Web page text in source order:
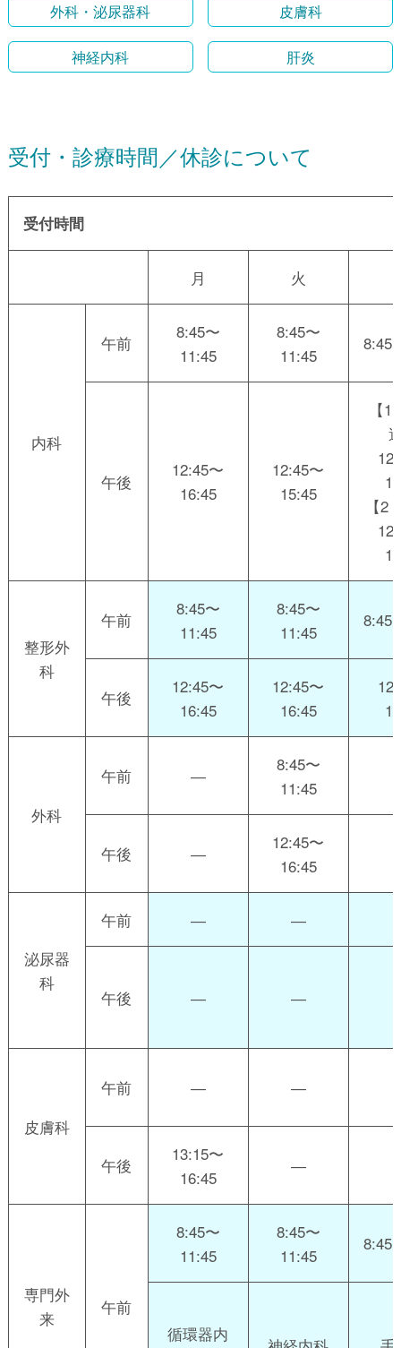
外科・泌尿器科 皮膚科
神経内科 肝炎
受付・診療時間／休診について
受付時間
月 火
内科
午前
8:45〜
11:45
8:45〜
11:45
8:45
午後
12:45〜
16:45
12:45〜
15:45
【
【2
整形外
科
午前
8:45〜
11:45
8:45〜
11:45
8:45
午後
12:45〜
16:45
12:45〜
16:45
外科
午前 ―
8:45〜
11:45
午後 ―
12:45〜
16:45
泌尿器
科
午前 ― ―
午後 ― ―
皮膚科
午前 ― ―
午後
13:15〜
16:45
―
専門外
来
午前
8:45〜
11:45
8:45〜
11:45
8:45
循環器内